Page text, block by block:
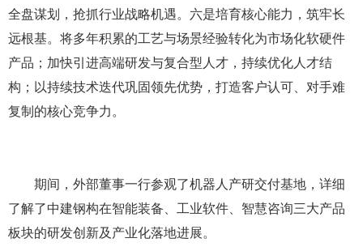
全盘谋划，抢抓行业战略机遇。六是培育核心能力，筑牢长
远根基。将多年积累的工艺与场景经验转化为市场化软硬件
产品；加快引进高端研发与复合型人才，持续优化人才结
构；以持续技术迭代巩固领先优势，打造客户认可、对手难
复制的核心竞争力。
期间，外部董事一行参观了机器人产研交付基地，详细
了解了中建钢构在智能装备、工业软件、智慧咨询三大产品
板块的研发创新及产业化落地进展。